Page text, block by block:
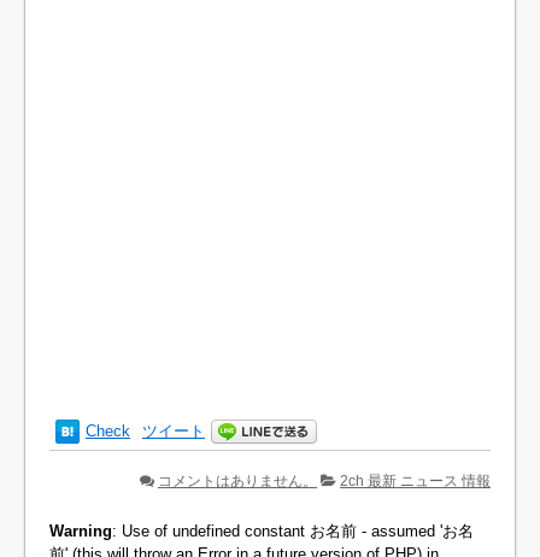
Check ツイート
コメントはありません。 2ch 最新 ニュース 情報
Warning: Use of undefined constant お名前 - assumed 'お名